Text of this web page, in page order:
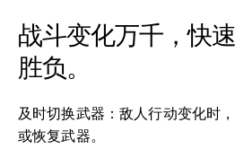
战斗变化万千，快
胜负。
及时切换武器：敌人行动变化时
或恢复武器。